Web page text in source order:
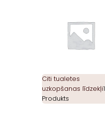
Citi tualetes
uzkopšanas līdzekļi1
Produkts